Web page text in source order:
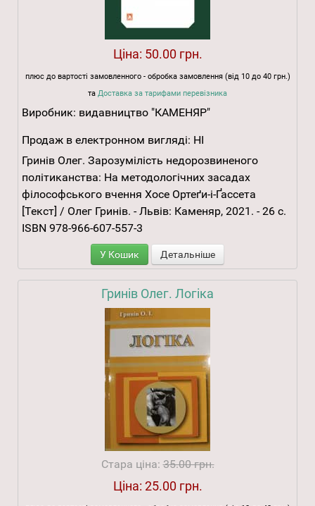
Ціна: 50.00 грн.
плюс до вартості замовленного - обробка замовлення (від 10 до 40 грн.)
та Доставка за тарифами перевізника
Виробник: видавництво "КАМЕНЯР"
Продаж в електронном вигляді: НІ
Гринів Олег. Зарозумілість недорозвиненого
політиканства: На методологічних засадах
філософського вчення Хосе Ортеґи-і-Ґассета
[Текст] / Олег Гринів. - Львів: Каменяр, 2021. - 26 с.
ISBN 978-966-607-557-3
У Кошик Детальніше
Гринів Олег. Логіка
Стара ціна:35.00 грн.
Ціна: 25.00 грн.